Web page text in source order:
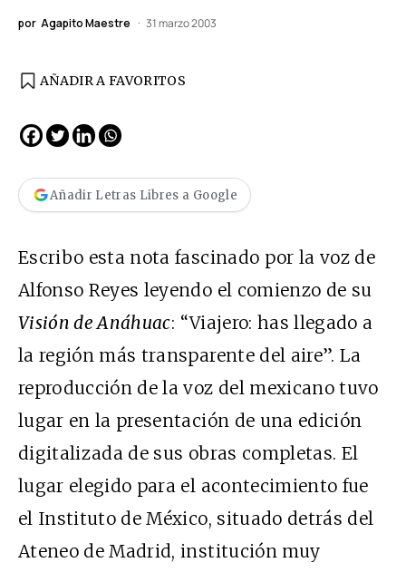
por Agapito Maestre 31 marzo 2003
AÑADIR A FAVORITOS
Añadir Letras Libres a Google
Escribo esta nota fascinado por la voz de
Alfonso Reyes leyendo el comienzo de su
Visión de Anáhuac: “Viajero: has llegado a
la región más transparente del aire”. La
reproducción de la voz del mexicano tuvo
lugar en la presentación de una edición
digitalizada de sus obras completas. El
lugar elegido para el acontecimiento fue
el Instituto de México, situado detrás del
Ateneo de Madrid, institución muy